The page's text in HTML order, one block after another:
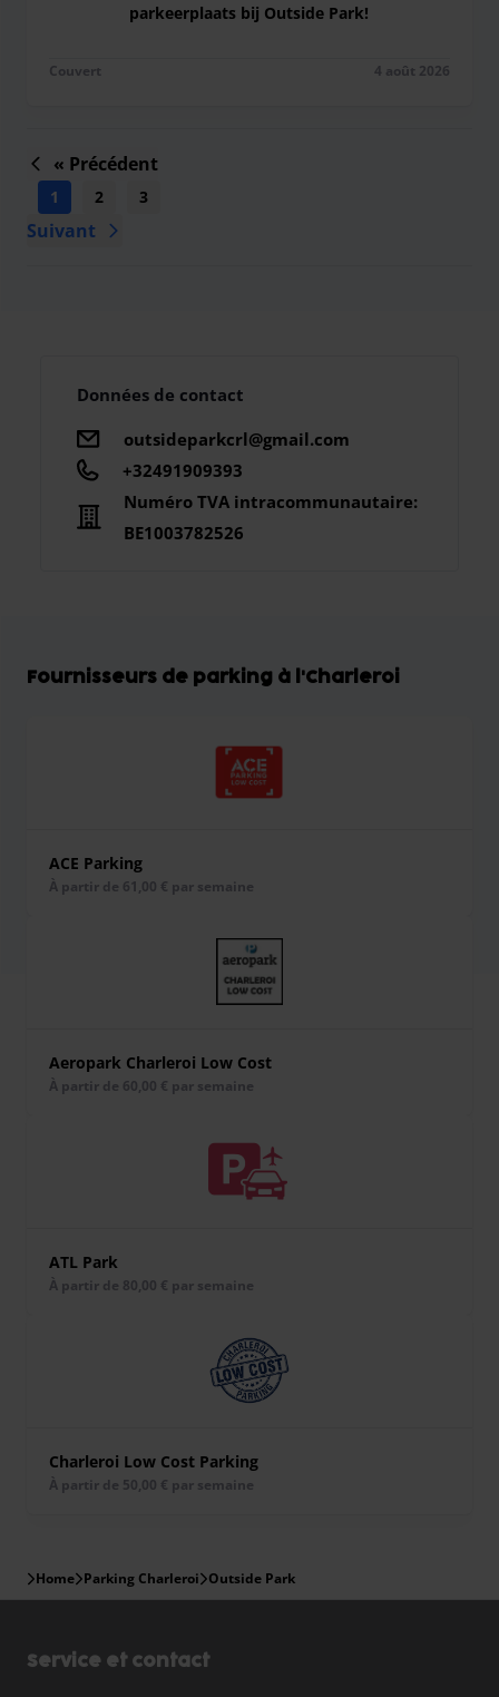
parkeerplaats bij Outside Park!
Couvert 4 août 2026
« Précédent
1 2 3
Suivant
Données de contact
outsideparkcrl@gmail.com
+32491909393
Numéro TVA intracommunautaire:
BE1003782526
Fournisseurs de parking à l'Charleroi
ACE Parking
À partir de 61,00 € par semaine
Aeropark Charleroi Low Cost
À partir de 60,00 € par semaine
ATL Park
À partir de 80,00 € par semaine
Charleroi Low Cost Parking
À partir de 50,00 € par semaine
Home Parking Charleroi Outside Park
Service et contact